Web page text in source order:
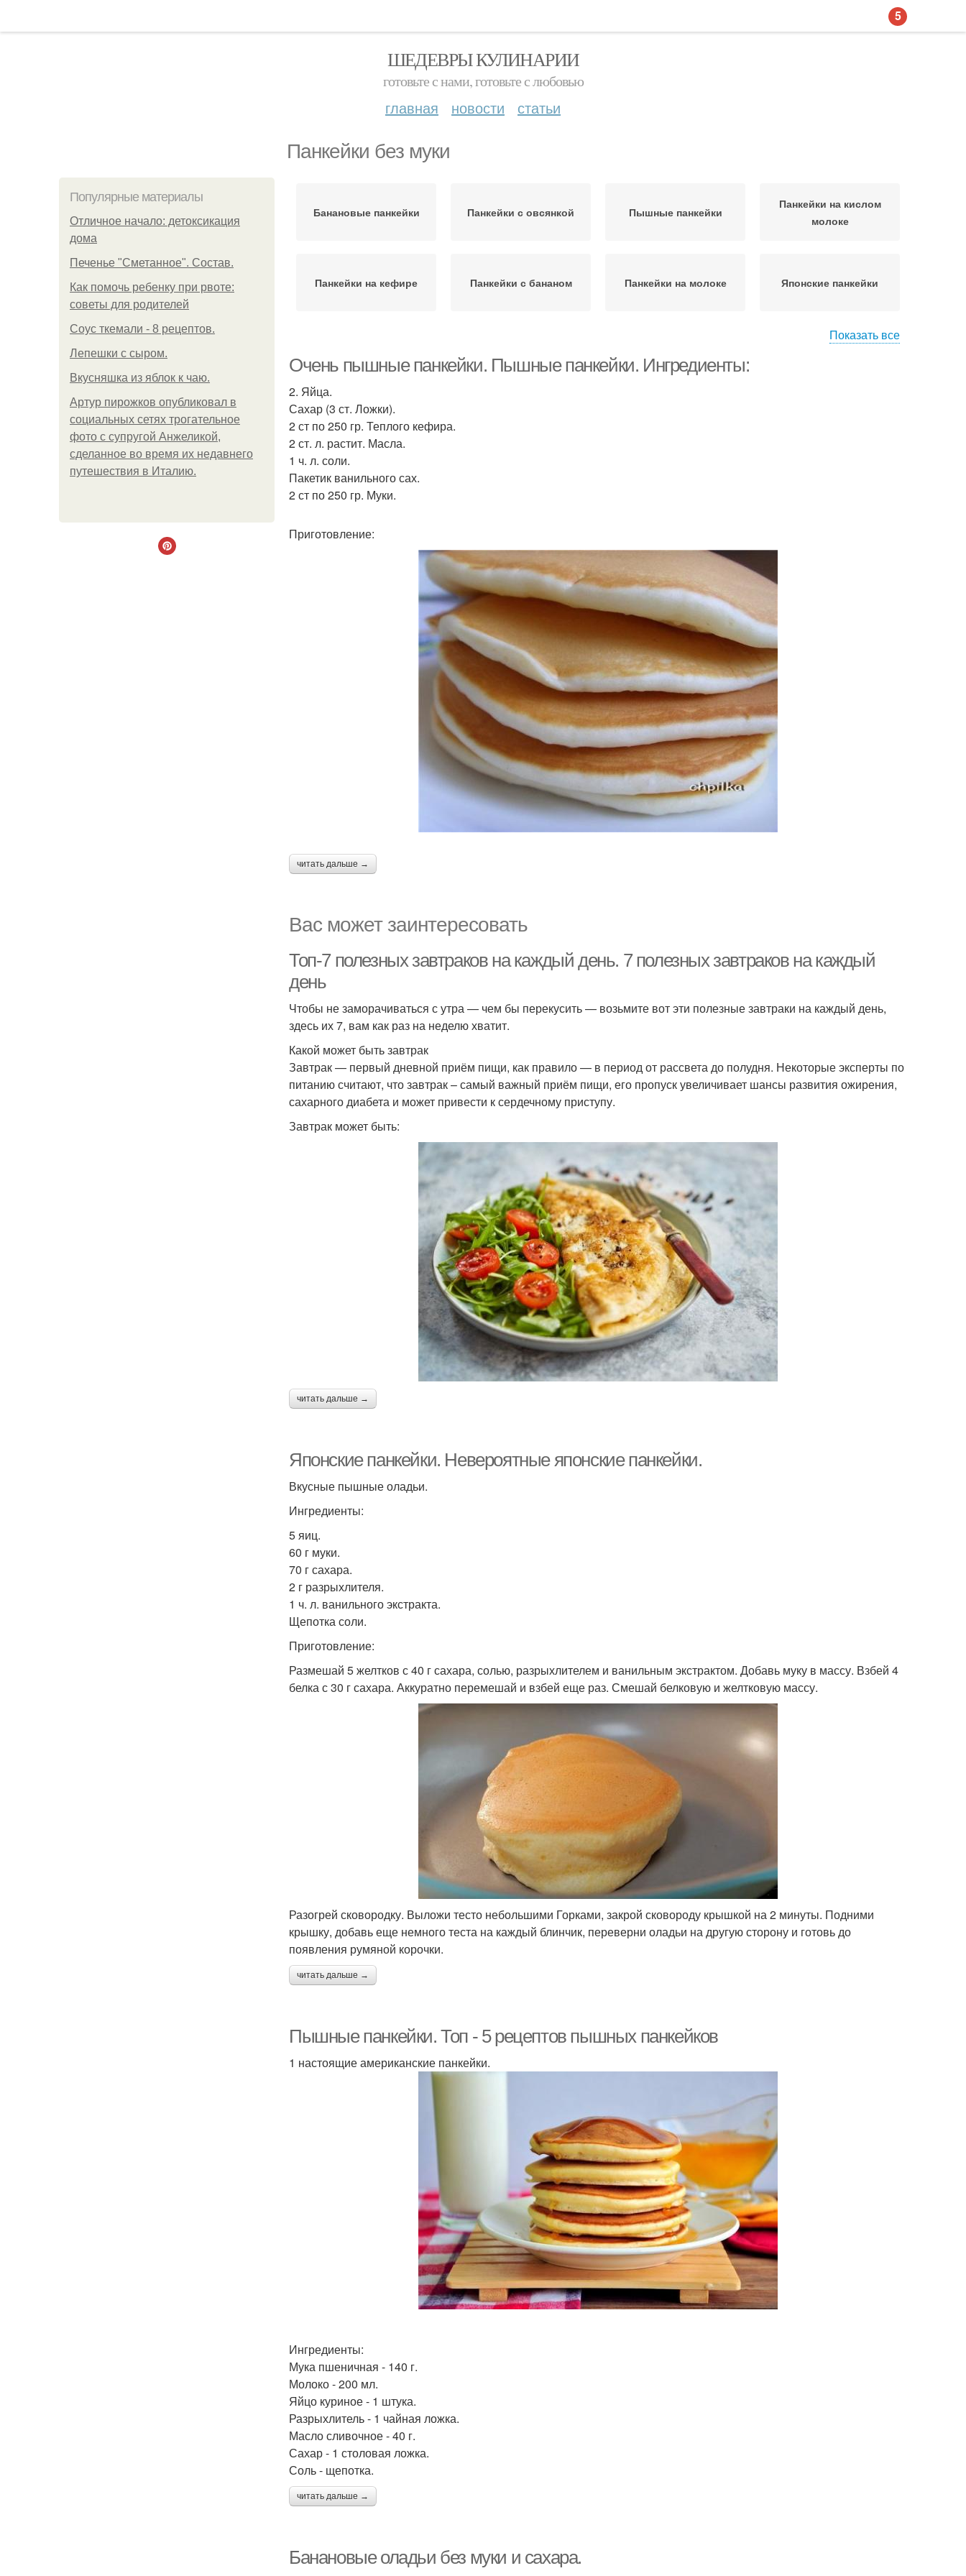
ШЕДЕВРЫ КУЛИНАРИИ
готовьте с нами, готовьте с любовью
главная новости статьи
Панкейки без муки
Популярные материалы
Отличное начало: детоксикация
дома
Печенье "Сметанное". Состав.
Как помочь ребенку при рвоте:
советы для родителей
Соус ткемали - 8 рецептов.
Лепешки с сыром.
Вкусняшка из яблок к чаю.
Артур пирожков опубликовал в
социальных сетях трогательное
фото с супругой Анжеликой,
сделанное во время их недавнего
путешествия в Италию.
Банановые панкейки Панкейки с овсянкой Пышные панкейки
Панкейки на кислом
молоке
Панкейки на кефире Панкейки с бананом Панкейки на молоке Японские панкейки
Показать все
Очень пышные панкейки. Пышные панкейки. Ингредиенты:
2. Яйца.
Сахар (3 ст. Ложки).
2 ст по 250 гр. Теплого кефира.
2 ст. л. растит. Масла.
1 ч. л. соли.
Пакетик ванильного сах.
2 ст по 250 гр. Муки.
Приготовление:
читать дальше →
Вас может заинтересовать
Топ-7 полезных завтраков на каждый день. 7 полезных завтраков на каждый
день
Чтобы не заморачиваться с утра — чем бы перекусить — возьмите вот эти полезные завтраки на каждый день,
здесь их 7, вам как раз на неделю хватит.
Какой может быть завтрак
Завтрак — первый дневной приём пищи, как правило — в период от рассвета до полудня. Некоторые эксперты по
питанию считают, что завтрак – самый важный приём пищи, его пропуск увеличивает шансы развития ожирения,
сахарного диабета и может привести к сердечному приступу.
Завтрак может быть:
читать дальше →
Японские панкейки. Невероятные японские панкейки.
Вкусные пышные оладьи.
Ингредиенты:
5 яиц.
60 г муки.
70 г сахара.
2 г разрыхлителя.
1 ч. л. ванильного экстракта.
Щепотка соли.
Приготовление:
Размешай 5 желтков с 40 г сахара, солью, разрыхлителем и ванильным экстрактом. Добавь муку в массу. Взбей 4
белка с 30 г сахара. Аккуратно перемешай и взбей еще раз. Смешай белковую и желтковую массу.
Разогрей сковородку. Выложи тесто небольшими Горками, закрой сковороду крышкой на 2 минуты. Подними
крышку, добавь еще немного теста на каждый блинчик, переверни оладьи на другую сторону и готовь до
появления румяной корочки.
читать дальше →
Пышные панкейки. Топ - 5 рецептов пышных панкейков
1 настоящие американские панкейки.
Ингредиенты:
Мука пшеничная - 140 г.
Молоко - 200 мл.
Яйцо куриное - 1 штука.
Разрыхлитель - 1 чайная ложка.
Масло сливочное - 40 г.
Сахар - 1 столовая ложка.
Соль - щепотка.
читать дальше →
Банановые оладьи без муки и сахара.
5